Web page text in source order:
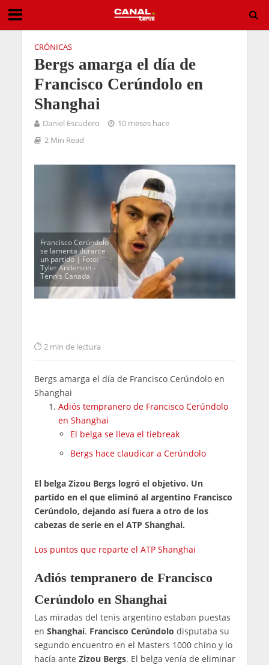
CRÓNICAS
Bergs amarga el día de
Francisco Cerúndolo en
Shanghai
Daniel Escudero
10 meses hace
2 Min Read
Francisco Cerúndolo
se lamenta durante
un partido | Foto:
Tyler Anderson -
Tennis Canada
2 min de lectura
Bergs amarga el día de Francisco Cerúndolo en
Shanghai
Adiós tempranero de Francisco Cerúndolo
en Shanghai
El belga se lleva el tiebreak
Bergs hace claudicar a Cerúndolo
El belga Zizou Bergs logró el objetivo. Un
partido en el que eliminó al argentino Francisco
Cerúndolo, dejando así fuera a otro de los
cabezas de serie en el ATP Shanghai.
Los puntos que reparte el ATP Shanghai
Adiós tempranero de Francisco
Cerúndolo en Shanghai
Las miradas del tenis argentino estaban puestas
en Shanghai. Francisco Cerúndolo disputaba su
segundo encuentro en el Masters 1000 chino y lo
hacía ante Zizou Bergs. El belga venía de eliminar